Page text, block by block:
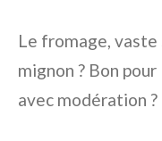
Le fromage, vaste
mignon ? Bon
avec modération